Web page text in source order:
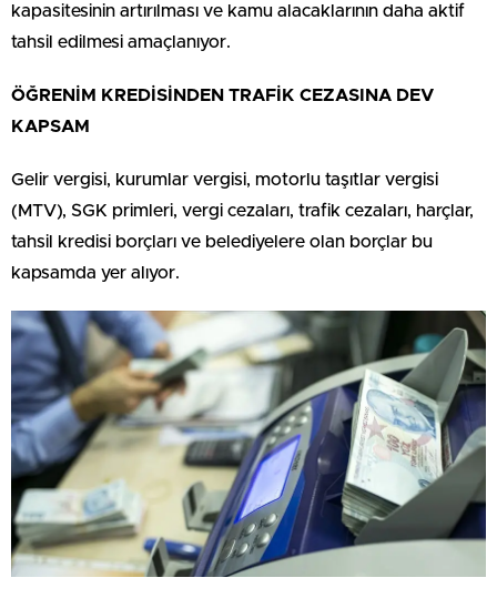
kapasitesinin artırılması ve kamu alacaklarının daha aktif
tahsil edilmesi amaçlanıyor.
ÖĞRENİM KREDİSİNDEN TRAFİK CEZASINA DEV
KAPSAM
Gelir vergisi, kurumlar vergisi, motorlu taşıtlar vergisi
(MTV), SGK primleri, vergi cezaları, trafik cezaları, harçlar,
tahsil kredisi borçları ve belediyelere olan borçlar bu
kapsamda yer alıyor.